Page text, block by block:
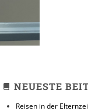
NEUESTE
Reisen in der